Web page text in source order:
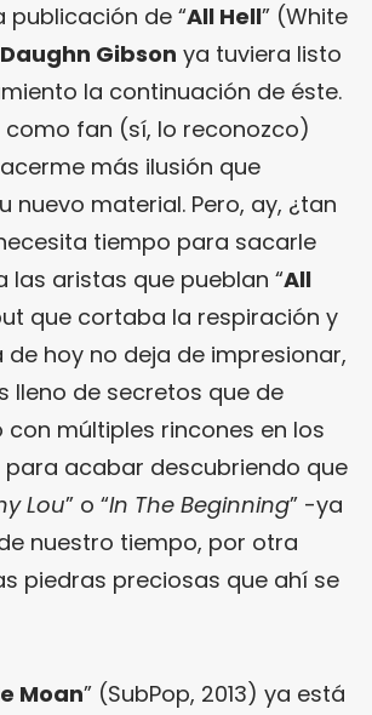
publicación de “All Hell” (White
Daughn Gibson ya tuviera listo
la continuación de éste.
como fan (sí, lo reconozco)
más ilusión que
nuevo material. Pero, ay, ¿tan
tiempo para sacarle
las aristas que pueblan “All
que cortaba la respiración y
de hoy no deja de impresionar,
lleno de secretos que de
múltiples rincones en los
acabar descubriendo que
Lou” o “In The Beginning” -ya
nuestro tiempo, por otra
piedras preciosas que ahí se
Moan” (SubPop, 2013) ya está